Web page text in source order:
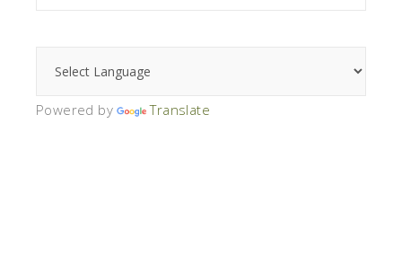
Powered by Translate